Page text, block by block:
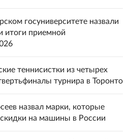
госуниверситете назвали
итоги приемной
теннисистки из четырех
турнира в Торонто
назвал марки, которые
на машины в России